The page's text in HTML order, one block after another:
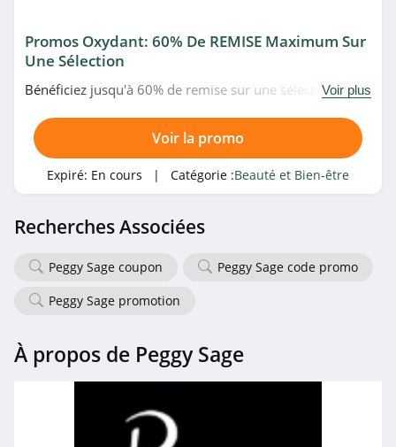
4.6
Dr Pierre Ricaud
4.0
Sabon
4.6
Promos Oxydant: 60% De REMISE Maximum Sur
Une Sélection
Bénéficiez jusqu'à 60% de remise sur une sélectionVoir plus
Voir la promo
Expiré: En cours | Catégorie :Beauté et Bien-être
Recherches Associées
Peggy Sage coupon
Peggy Sage code promo
Peggy Sage promotion
À propos de Peggy Sage